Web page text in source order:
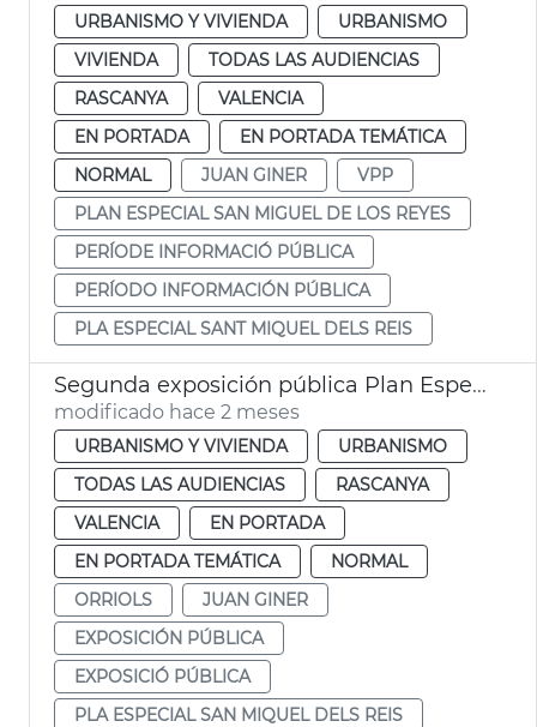
URBANISMO Y VIVIENDA
URBANISMO
VIVIENDA
TODAS LAS AUDIENCIAS
RASCANYA
VALENCIA
EN PORTADA
EN PORTADA TEMÁTICA
NORMAL
JUAN GINER
VPP
PLAN ESPECIAL SAN MIGUEL DE LOS REYES
PERÍODE INFORMACIÓ PÚBLICA
PERÍODO INFORMACIÓN PÚBLICA
PLA ESPECIAL SANT MIQUEL DELS REIS
Segunda exposición pública Plan Especial Sant Miquel dels Reis València
modificado hace 2 meses
URBANISMO Y VIVIENDA
URBANISMO
TODAS LAS AUDIENCIAS
RASCANYA
VALENCIA
EN PORTADA
EN PORTADA TEMÁTICA
NORMAL
ORRIOLS
JUAN GINER
EXPOSICIÓN PÚBLICA
EXPOSICIÓ PÚBLICA
PLA ESPECIAL SAN MIQUEL DELS REIS